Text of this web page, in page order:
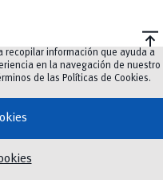
vertical_align_top
recopilar información que ayuda a
en la navegación de nuestro
de las Políticas de Cookies.